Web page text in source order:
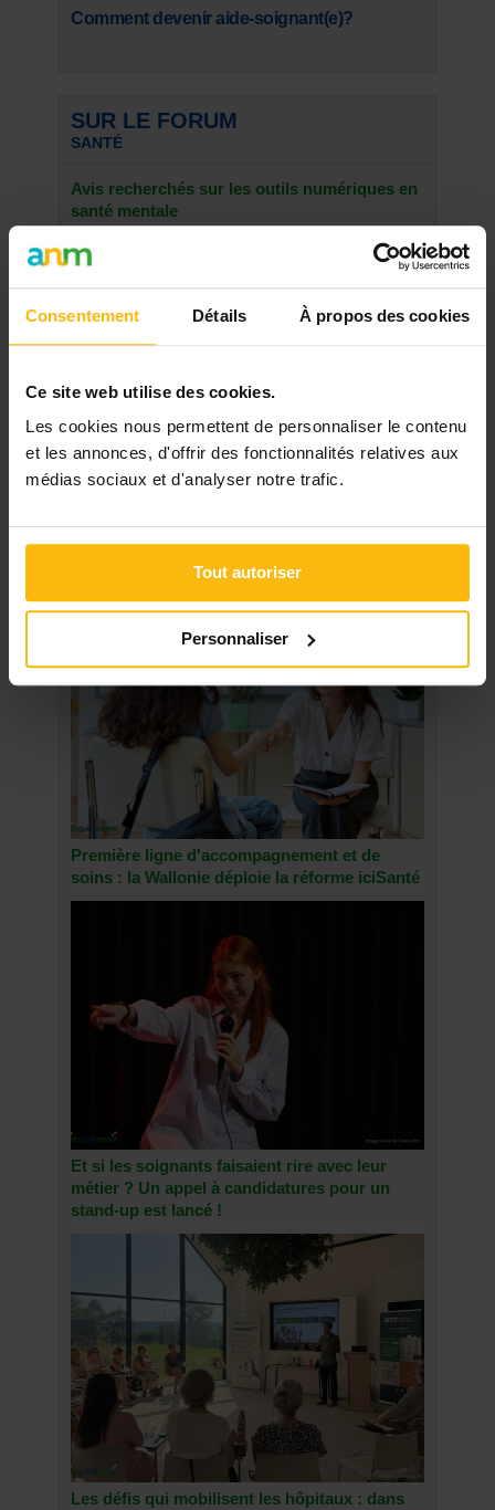
Consentement Détails À propos des cookies
Ce site web utilise des cookies.
Les cookies nous permettent de personnaliser le contenu
et les annonces, d'offrir des fonctionnalités relatives aux
médias sociaux et d'analyser notre trafic.
Tout autoriser
Personnaliser
Comment devenir aide-soignant(e)?
SUR LE FORUM
SANTÉ
Avis recherchés sur les outils numériques en
santé mentale
thèse de ...
Un père désespéré
La vie n'a jamais été tendre avec moi. Mais
Bonjour à tous. Je m'appellle Amio et je suis de
nouveau sur le ...
Voir toutes les discussions
NOS SUGGESTIONS
Première ligne d'accompagnement et de
soins : la Wallonie déploie la réforme iciSanté
Et si les soignants faisaient rire avec leur
métier ? Un appel à candidatures pour un
stand-up est lancé !
Les défis qui mobilisent les hôpitaux : dans